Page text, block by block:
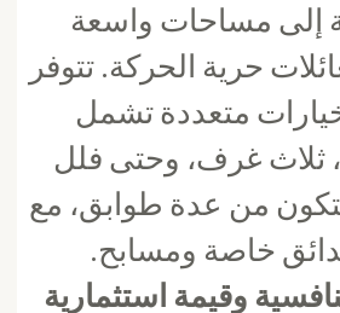
إلى مساحات واسعة
حرية الحركة. تتوفر
متعددة تشمل
ثلاث غرف، وحتى فلل
من عدة طوابق، مع
خاصة ومسابح.
وقيمة استثمارية